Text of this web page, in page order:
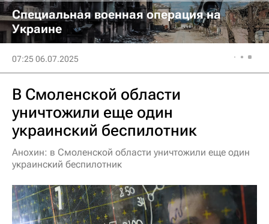
Специальная военная операция на
Украине
07:25 06.07.2025
В Смоленской области
уничтожили еще один
украинский беспилотник
Анохин: в Смоленской области уничтожили еще один
украинский беспилотник